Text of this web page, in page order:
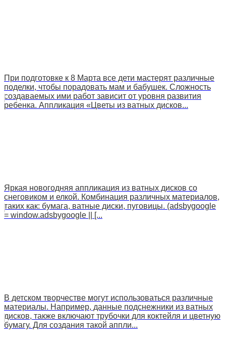
При подготовке к 8 Марта все дети мастерят различные
поделки, чтобы порадовать мам и бабушек. Сложность
создаваемых ими работ зависит от уровня развития
ребенка. Аппликация «Цветы из ватных дисков...
Яркая новогодняя аппликация из ватных дисков со
снеговиком и елкой. Комбинация различных материалов,
таких как: бумага, ватные диски, пуговицы. (adsbygoogle
= window.adsbygoogle || [...
В детском творчестве могут использоваться различные
материалы. Например, данные подснежники из ватных
дисков, также включают трубочки для коктейля и цветную
бумагу. Для создания такой аппли...